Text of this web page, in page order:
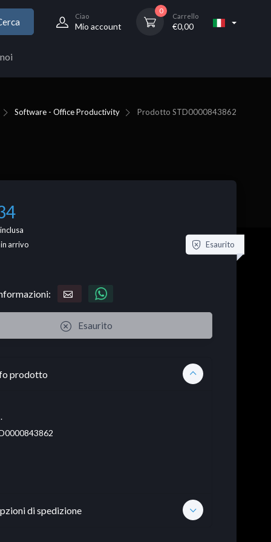
Ciao
Mio account
0
Carrello
€0,00
Software - Office Productivity Prodotto STD0000843862
arrivo
Esaurito
Esaurito
prodotto
di spedizione